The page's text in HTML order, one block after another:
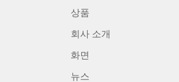
상품
회사 소개
화면
뉴스